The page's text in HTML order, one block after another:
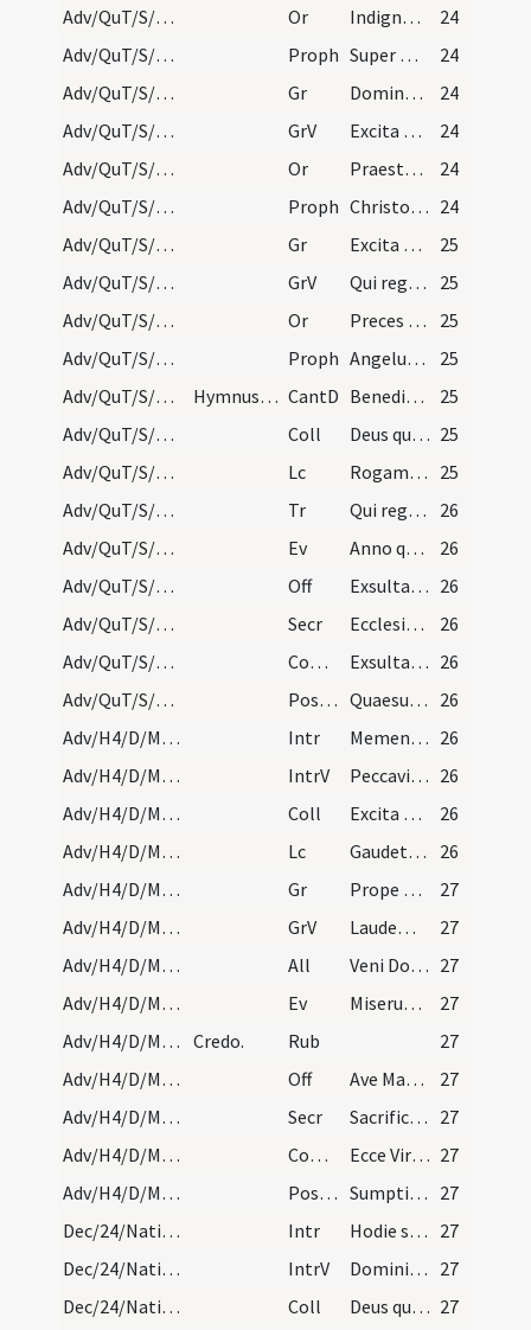
Adv/QuT/S/M2/Mass Propers/3 Or Indignos nos quaesumus Domine famulos tuos quos actionis ... adventu laetifica.
24
Adv/QuT/S/M2/Mass Propers/3
Proph Super montem excelsum ascende tu qui evangelizas Sion (Is)
24
Adv/QuT/S/M2/Mass Propers/3
Gr Domine Deus virtutum converte nos
24
Adv/QuT/S/M2/Mass Propers/3
GrV Excita Domine potentiam tuam
24
Adv/QuT/S/M2/Mass Propers/4
Or Praesta quaesumus omnipotens Deus ut Filii tui ventura sollemnitas ... aeterna concedat.
24
Adv/QuT/S/M2/Mass Propers/4
Proph Christo meo Cyro cuius apprehendi dexteram (Is) 24
Adv/QuT/S/M2/Mass Propers/4
Gr Excita Domine potentiam tuam
25
Adv/QuT/S/M2/Mass Propers/4
GrV Qui regis Israel intende
25
Adv/QuT/S/M2/Mass Propers/5
Or Preces populi tui quaesumus Domine clementer exaudi ... visitationis consoletur.
25
Adv/QuT/S/M2/Mass Propers/5
Proph Angelus Domini descendit cum Azaria et sociis eius (Dn)
25
Adv/QuT/S/M2/Mass Propers
Hymnus sequitur. CantD Benedictus es Domine Deus patrum nostrorum
25
Adv/QuT/S/M2/Mass Propers
Coll Deus qui tribus pueris mitigasti flammas ignium ... flamma vitiorum. 25
Adv/QuT/S/M2/Mass Propers
Lc Rogamus vos per adventum Domini nostri (2Th) 25
Adv/QuT/S/M2/Mass Propers/2
Tr Qui regis Israel intende
26
Adv/QuT/S/M2/Mass Propers
Ev Anno quintodecimo imperii Tiberii Caesaris (L)
26
Adv/QuT/S/M2/Mass Propers
Off Exsulta satis filia Sion 26
Adv/QuT/S/M2/Mass Propers
Secr Ecclesiae tuae Domine munera sanctifica et concede ut per haec veneranda mysteria ab aeternae salutis mereamur pertingere gaudia.
26
Adv/QuT/S/M2/Mass Propers
Comm Exsultavit ut gigas ad currendam viam 26
Adv/QuT/S/M2/Mass Propers
Postcomm Quaesumus Domine Deus noster ut sacrosancta mysteria ... facias et futurum. 26
Adv/H4/D/M2/Mass Propers
Intr Memento nostri Domine 26
Adv/H4/D/M2/Mass Propers
IntrV Peccavimus Domine cum patribus 26
Adv/H4/D/M2/Mass Propers
Coll Excita Domine potentiam tuam et veni et magna nobis virtute succurre ... propitiationis acceleret.
26
Adv/H4/D/M2/Mass Propers
Lc Gaudete in Domino semper iterum dico gaudete (Ph)
26
Adv/H4/D/M2/Mass Propers
Gr Prope est Dominus omnibus invocantibus eum
27
Adv/H4/D/M2/Mass Propers
GrV Laudem Domini loquetur os meum
27
Adv/H4/D/M2/Mass Propers
All Veni Domine et noli tardare 27
Adv/H4/D/M2/Mass Propers
Ev Miserunt Iudaei ab Hierosolymis sacerdotes et levitas ad Ioannem (J)
27
Adv/H4/D/Mass Propers
Credo. Rub
27
Adv/H4/D/M2/Mass Propers
Off Ave Maria gratia plena
27
Adv/H4/D/M2/Mass Propers
Secr Sacrificiis praesentibus per Unigeniti tui exspectatione oblatis ... proficiant et saluti. 27
Adv/H4/D/M2/Mass Propers
Comm Ecce Virgo concipiet 27
Adv/H4/D/M2/Mass Propers
Postcomm Sumptis muneribus per Unigeniti tui exspectatione Domine quaesumus ut cum frequentatione mysterii crescat nostrae salutis effectis. 27
Dec/24/Nativitas (Vigilia)/M2/Mass Propers
Intr Hodie scietis quia veniet Dominus 27
Dec/24/Nativitas (Vigilia)/M2/Mass Propers
IntrV Domini est terra et plenitudo eius 27
Dec/24/Nativitas (Vigilia)/M2/Mass Propers
Coll Deus qui nos redemptionis nostrae annua exspectatione laetificas ... securi videamus. 27